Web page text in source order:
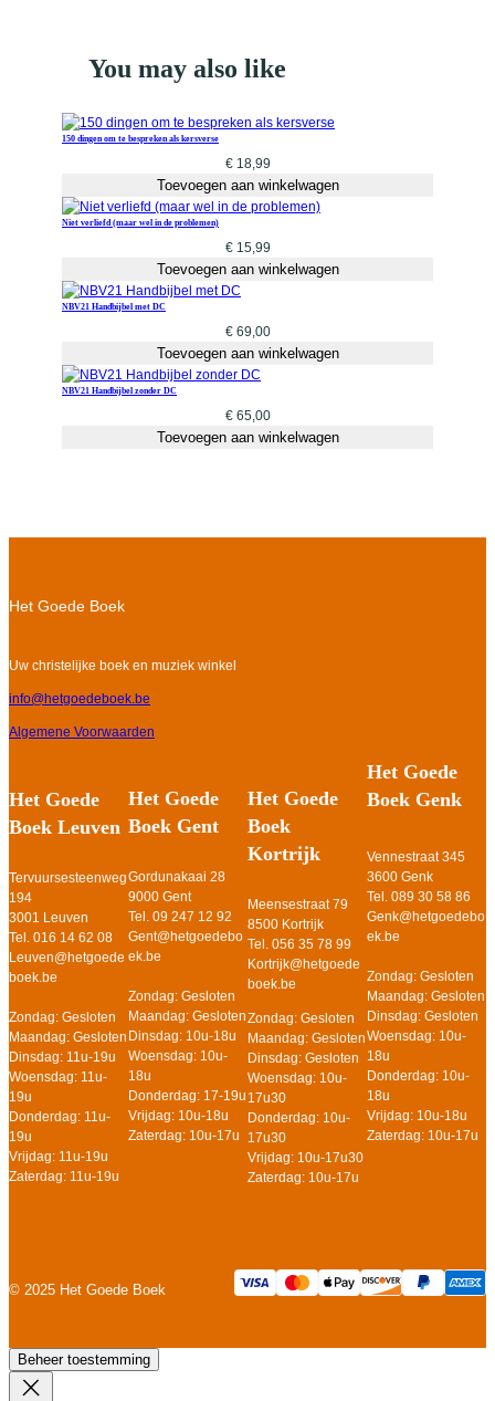
You may also like
150 dingen om te bespreken als kersverse
€18,99
Toevoegen aan winkelwagen
Niet verliefd (maar wel in de problemen)
€15,99
Toevoegen aan winkelwagen
NBV21 Handbijbel met DC
€69,00
Toevoegen aan winkelwagen
NBV21 Handbijbel zonder DC
€65,00
Toevoegen aan winkelwagen
Het Goede Boek
Uw christelijke boek en muziek winkel
info@hetgoedeboek.be
Algemene Voorwaarden
Het Goede
Boek Leuven
Tervuursesteenweg
194
3001 Leuven
Tel. 016 14 62 08
Leuven@hetgoede
boek.be
Zondag: Gesloten
Maandag: Gesloten
Dinsdag: 11u-19u
Woensdag: 11u-
19u
Donderdag: 11u-
19u
Vrijdag: 11u-19u
Zaterdag: 11u-19u
Het Goede
Boek Gent
Gordunakaai 28
9000 Gent
Tel. 09 247 12 92
Gent@hetgoedebo
ek.be
Zondag: Gesloten
Maandag: Gesloten
Dinsdag: 10u-18u
Woensdag: 10u-
18u
Donderdag: 17-19u
Vrijdag: 10u-18u
Zaterdag: 10u-17u
Het Goede
Boek
Kortrijk
Meensestraat 79
8500 Kortrijk
Tel. 056 35 78 99
Kortrijk@hetgoede
boek.be
Zondag: Gesloten
Maandag: Gesloten
Dinsdag: Gesloten
Woensdag: 10u-
17u30
Donderdag: 10u-
17u30
Vrijdag: 10u-17u30
Zaterdag: 10u-17u
Het Goede
Boek Genk
Vennestraat 345
3600 Genk
Tel. 089 30 58 86
Genk@hetgoedebo
ek.be
Zondag: Gesloten
Maandag: Gesloten
Dinsdag: Gesloten
Woensdag: 10u-
18u
Donderdag: 10u-
18u
Vrijdag: 10u-18u
Zaterdag: 10u-17u
© 2025 Het Goede Boek
Beheer toestemming